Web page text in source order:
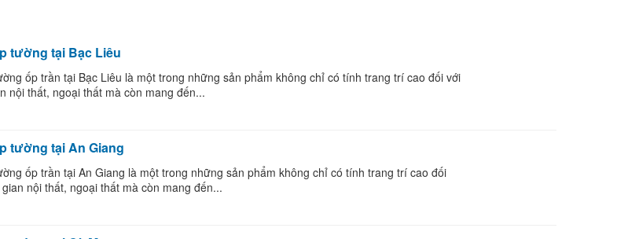
tường tại Bạc Liêu
ốp trần tại Bạc Liêu là một trong những sản phẩm không chỉ có tính trang trí cao đối với
nội thất, ngoại thất mà còn mang đến...
tường tại An Giang
ốp trần tại An Giang là một trong những sản phẩm không chỉ có tính trang trí cao đối
nội thất, ngoại thất mà còn mang đến...